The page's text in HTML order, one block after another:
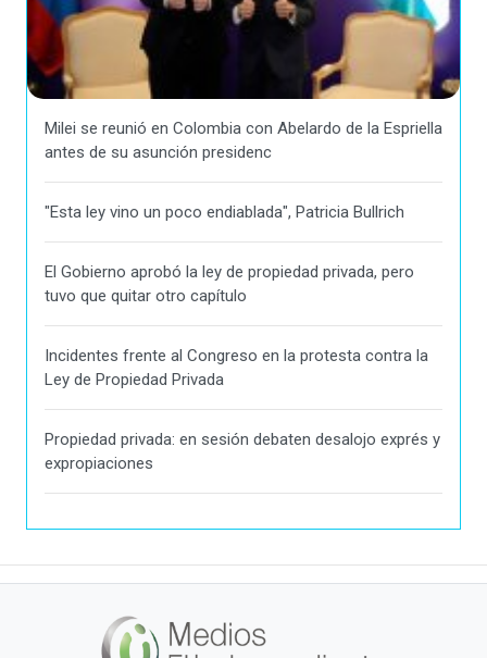
Milei se reunió en Colombia con Abelardo de la Espriella
antes de su asunción presidenc
"Esta ley vino un poco endiablada", Patricia Bullrich
El Gobierno aprobó la ley de propiedad privada, pero
tuvo que quitar otro capítulo
Incidentes frente al Congreso en la protesta contra la
Ley de Propiedad Privada
Propiedad privada: en sesión debaten desalojo exprés y
expropiaciones